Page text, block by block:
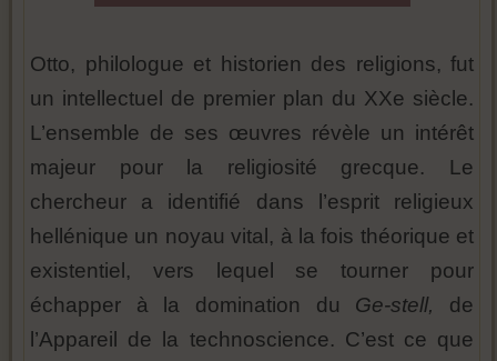
Otto, philologue et historien des religions, fut
un intellectuel de premier plan du XXe siècle.
L’ensemble de ses œuvres révèle un intérêt
majeur pour la religiosité grecque. Le
chercheur a identifié dans l’esprit religieux
hellénique un noyau vital, à la fois théorique et
existentiel, vers lequel se tourner pour
échapper à la domination du Ge-stell,
de
l’Appareil de la technoscience. C’est ce que